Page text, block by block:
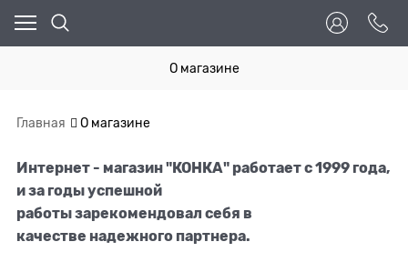
О магазине
Главная О магазине
Интернет - магазин "КОНКА" работает с 1999 года,
и за годы успешной
работы зарекомендовал себя в
качестве надежного партнера.